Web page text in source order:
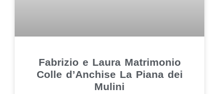
Fabrizio e Laura Matrimonio
Colle d’Anchise La Piana dei
Mulini